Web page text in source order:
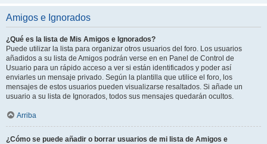
Amigos e Ignorados
¿Qué es la lista de Mis Amigos e Ignorados?
Puede utilizar la lista para organizar otros usuarios del foro. Los usuarios
añadidos a su lista de Amigos podrán verse en en Panel de Control de
Usuario para un rápido acceso a ver si están identificados y poder así
enviarles un mensaje privado. Según la plantilla que utilice el foro, los
mensajes de estos usuarios pueden visualizarse resaltados. Si añade un
usuario a su lista de Ignorados, todos sus mensajes quedarán ocultos.
Arriba
¿Cómo se puede añadir o borrar usuarios de mi lista de Amigos e